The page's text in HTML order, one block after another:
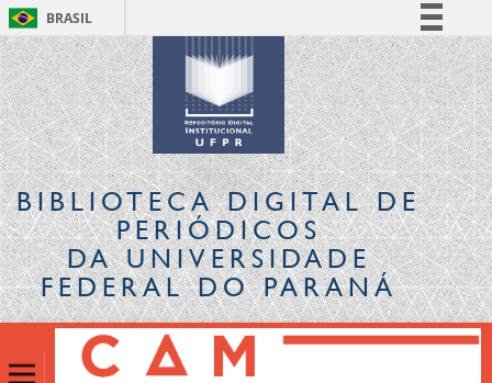
BRASIL
Simplifique!
Comunica BR
Participe
Acesso à informação
Legislação
Canais
BIBLIOTECA DIGITALDE
PERIÓDICOS
DA UNIVERSIDADE
FEDERAL DO PARANÁ